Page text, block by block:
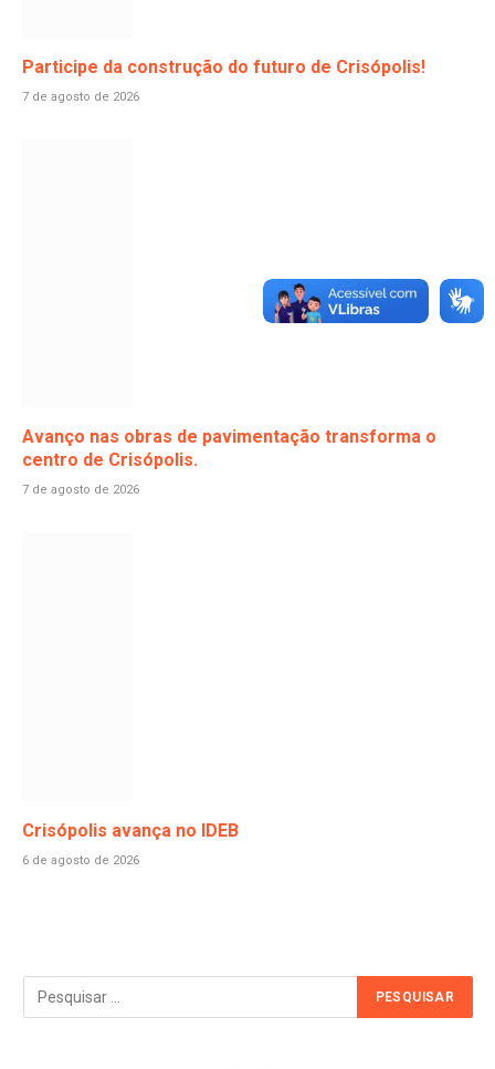
Participe da construção do futuro de Crisópolis!
7 de agosto de 2026
Avanço nas obras de pavimentação transforma o
centro de Crisópolis.
7 de agosto de 2026
Crisópolis avança no IDEB
6 de agosto de 2026